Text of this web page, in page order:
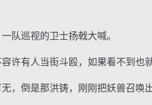
巡视的卫士扬戟大喊。
有人当街斗殴，如果看不到也
倒是那洪铸，刚刚把妖兽召唤